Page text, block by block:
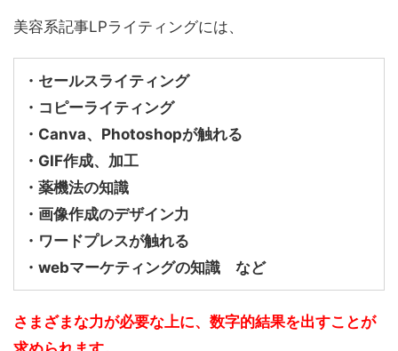
美容系記事LPライティングには、
・セールスライティング
・コピーライティング
・Canva、Photoshopが触れる
・GIF作成、加工
・薬機法の知識
・画像作成のデザイン力
・ワードプレスが触れる
・webマーケティングの知識 など
さまざまな力が必要な上に、数字的結果を出すことが